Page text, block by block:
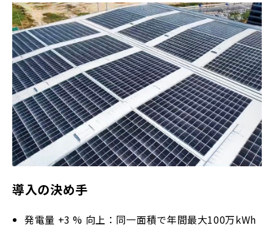
導入の決め手
発電量 +3 % 向上：同一面積で年間最大100万kWh